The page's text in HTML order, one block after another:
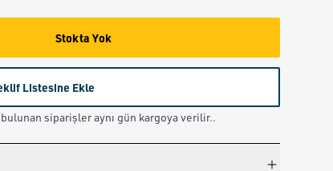
Stokta Yok
Listesine Ekle
siparişler aynı gün kargoya verilir..